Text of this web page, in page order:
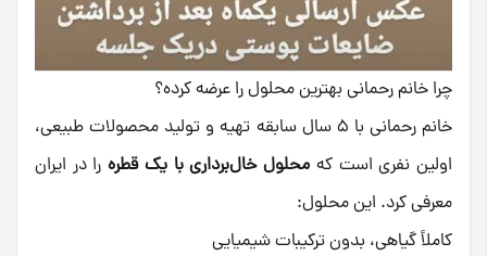
چرا خانم رحمانی بهترین محلول را عرضه کرده؟
خانم رحمانی با ۵ سال سابقه تهیه و تولید محصولات طبیعی،
اولین نفری است که محلول خال‌برداری با یک قطرهرا در ایران
معرفی کرد. این محلول:
کاملاً گیاهی، بدون ترکیبات شیمیایی